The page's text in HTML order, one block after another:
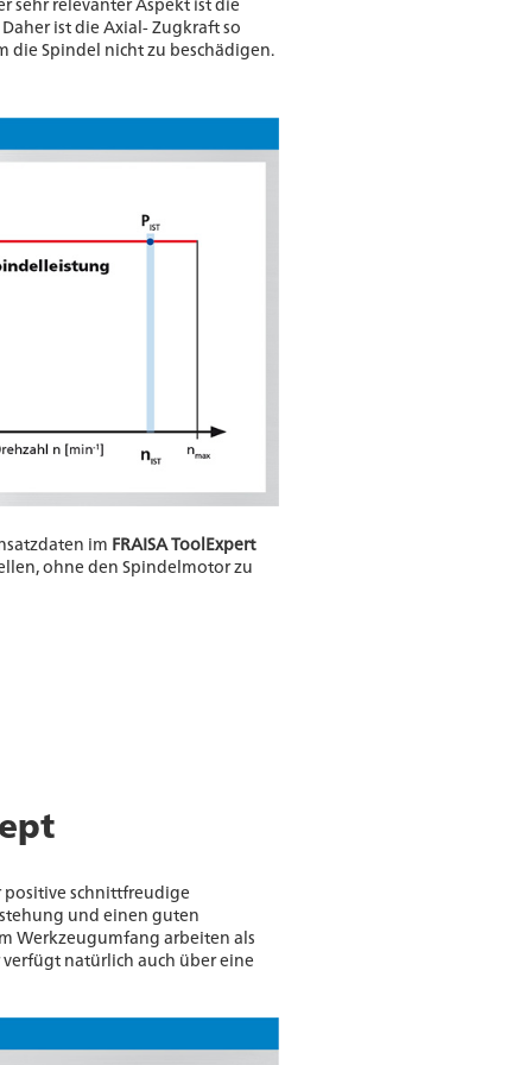
ist die Axial- Zugkraft so
Spindel nicht zu beschädigen.
im FRAISA ToolExpert
ohne den Spindelmotor zu
positive schnittfreudige
und einen guten
Werkzeugumfang arbeiten als
verfügt natürlich auch über eine